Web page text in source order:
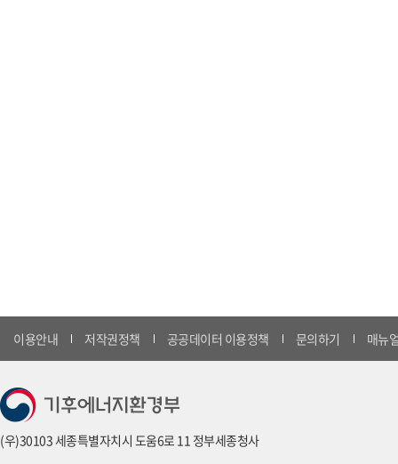
이용안내 저작권정책 공공데이터 이용정책 문의하기 매뉴
(우)30103 세종특별자치시 도움6로 11 정부세종청사